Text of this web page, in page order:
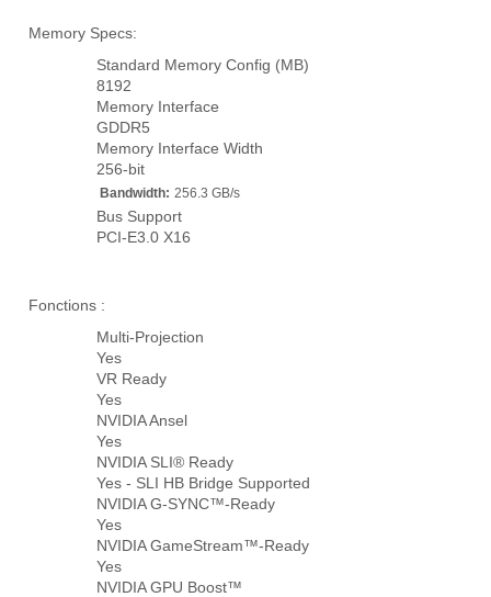
Memory Specs:
Standard Memory Config (MB)
8192
Memory Interface
GDDR5
Memory Interface Width
256-bit
Bandwidth: 256.3 GB/s
Bus Support
PCI-E3.0 X16
Fonctions :
Multi-Projection
Yes
VR Ready
Yes
NVIDIA Ansel
Yes
NVIDIA SLI® Ready
Yes - SLI HB Bridge Supported
NVIDIA G-SYNC™-Ready
Yes
NVIDIA GameStream™-Ready
Yes
NVIDIA GPU Boost™